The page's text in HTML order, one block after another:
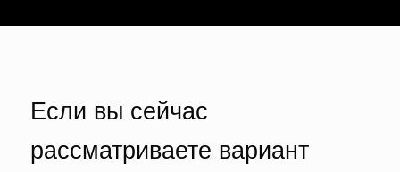
Если вы сейчас
рассматриваете вариант